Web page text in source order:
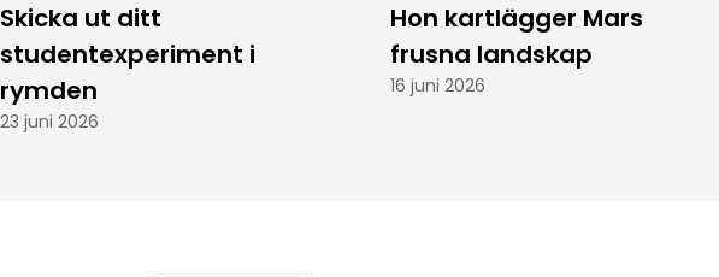
Skicka ut ditt
studentexperiment i
rymden
23 juni 2026
Hon kartlägger Mars
frusna landskap
16 juni 2026